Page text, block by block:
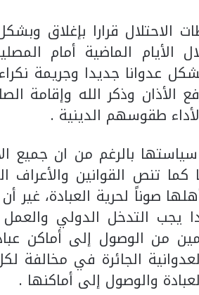
قرارا بإغلاق
الأيام الماضية أمام
عدوانا جديدا وجريمة
الأذان وذكر الله وإقامة
طقوسهم الدينية .
بالرغم من ان جميع
كما تنص القوانين
صوناً لحرية العبادة، غير
يجب التدخل الدولي
من الوصول إلى أماكن
الجائرة في مخالفة
والوصول إلى أماكنها .